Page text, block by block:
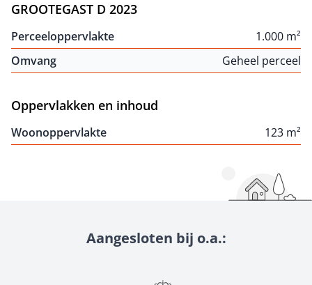
GROOTEGAST D 2023
Perceeloppervlakte
1.000 m²
Omvang
Geheel perceel
Oppervlakken en inhoud
Woonoppervlakte 123 m²
Aangesloten bij o.a.: